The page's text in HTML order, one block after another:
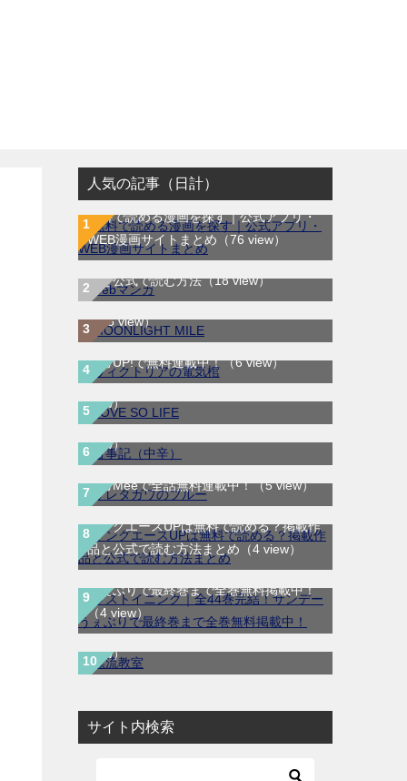
人気の記事（日計）
無料で読める漫画を探す｜公式アプリ・
WEB漫画サイトまとめ （76 view）
WEB漫画サイト一覧｜ブラウザで無料漫
画を公式で読む方法（18 view）
MOONLIGHT MILE｜最新刊第23巻！マ
ンガワンで最新刊まで全巻無料配信中！
（15 view）
ヴィクトリアの電気棺｜最新刊第2巻！マ
ンガUP!で無料連載中！（6 view）
LOVE SO LIFE｜全17巻完結！マンガ
Parkで最終巻まで全巻無料配信中！（5
view）
古事記（中辛）｜最新刊第2巻！サンデー
うぇぶりで第1巻全話無料配信中！（5
view）
サレタガワのブルー｜最新刊第5巻！妻の
不倫から始まる物語の結末やいかに！マ
ンガMeeで全話無料連載中！（5 view）
ヤングエースUPは無料で読める？掲載作
品と公式で読む方法まとめ （4 view）
ラストイニング｜全44巻完結！サンデー
うぇぶりで最終巻まで全巻無料掲載中！
（4 view）
漂流教室｜全6巻完結！サンデーうぇぶり
で最終巻まで全巻無料配信中！（4
view）
サイト内検索